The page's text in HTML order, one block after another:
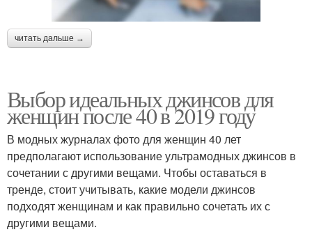
читать дальше →
Выбор идеальных джинсов для
женщин после 40 в 2019 году
В модных журналах фото для женщин 40 лет
предполагают использование ультрамодных джинсов в
сочетании с другими вещами. Чтобы оставаться в
тренде, стоит учитывать, какие модели джинсов
подходят женщинам и как правильно сочетать их с
другими вещами.